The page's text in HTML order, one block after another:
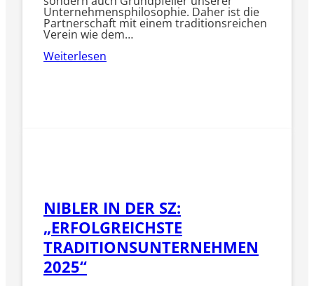
Unternehmensphilosophie. Daher ist die
Partnerschaft mit einem traditionsreichen
Verein wie dem…
Weiterlesen
NIBLER IN DER SZ:
„ERFOLGREICHSTE
TRADITIONSUNTERNEHMEN
2025“